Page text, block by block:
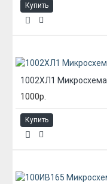
Купить
1002ХЛ1 Микросхема
1000р.
Купить